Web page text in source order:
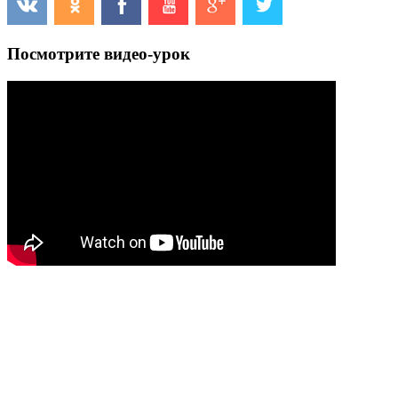
Посмотрите видео-урок